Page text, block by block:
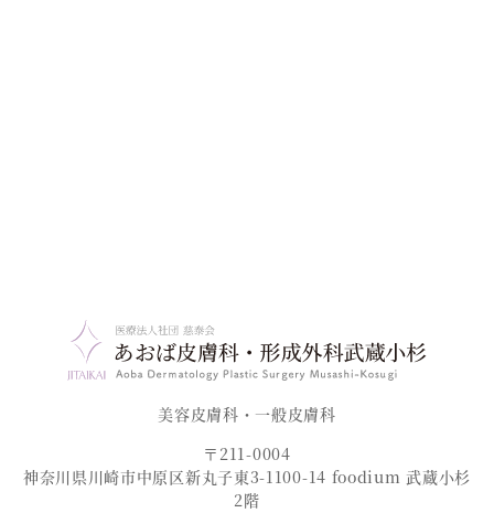
美容皮膚科・一般皮膚科
〒211-0004
神奈川県川崎市中原区新丸子東3-1100-14 foodium 武蔵小杉
2階